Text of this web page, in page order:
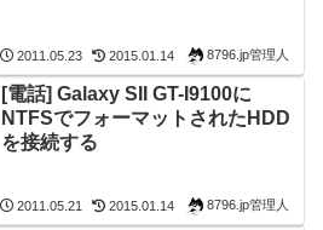
2011.05.23 2015.01.14 8796.jp管理人
[電話] Galaxy SII GT-I9100に
NTFSでフォーマットされたHDD
を接続する
2011.05.21 2015.01.14 8796.jp管理人